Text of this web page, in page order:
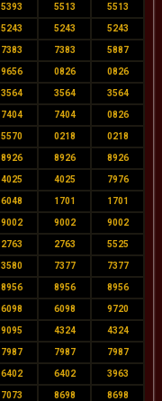
5393 5513 5513
5243 5243 5243
7383 7383 5887
9656 0826 0826
3564 3564 3564
7404 7404 0826
5570 0218 0218
8926 8926 8926
4025 4025 7976
6048 1701 1701
9002 9002 9002
2763 2763 5525
3580 7377 7377
8956 8956 8956
6098 6098 9720
9095 4324 4324
7987 7987 7987
6402 6402 3963
7073 8698 8698